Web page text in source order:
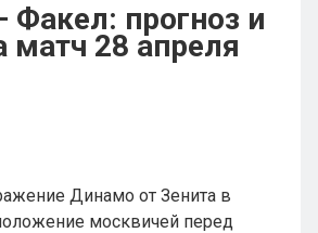
прогноз и
матч 28 апреля
Динамо от Зенита в
москвичей перед